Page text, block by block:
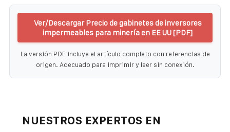
Ver/Descargar Precio de gabinetes de inversores
impermeables para minería en EE UU [PDF]
La versión PDF incluye el artículo completo con referencias de
origen. Adecuado para imprimir y leer sin conexión.
NUESTROS EXPERTOS EN